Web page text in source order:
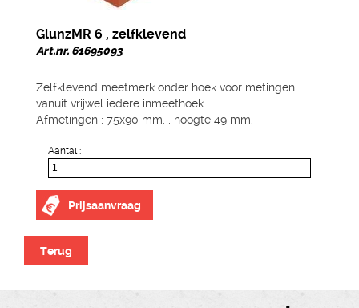
GlunzMR 6 , zelfklevend
Art.nr. 61695093
Zelfklevend meetmerk onder hoek voor metingen
vanuit vrijwel iedere inmeethoek .
Afmetingen : 75x90 mm. , hoogte 49 mm.
Aantal :
Prijsaanvraag
Terug